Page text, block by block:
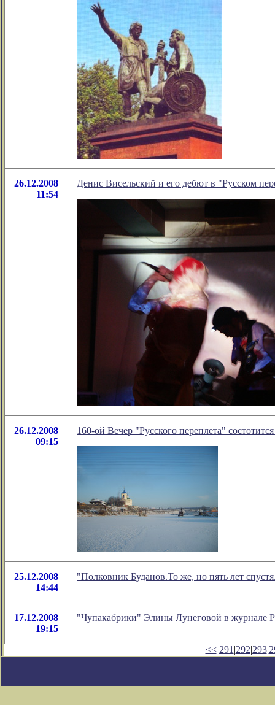
26.12.2008
11:54
Денис Висельский и его дебют в "Русском
26.12.2008
09:15
160-ой Вечер "Русского переплета"
25.12.2008
14:44
"Полковник Буданов.То же, но пять лет
17.12.2008
19:15
"Чупакабрики" Элины Лунеговой в журнале
<< 291 |292|293|